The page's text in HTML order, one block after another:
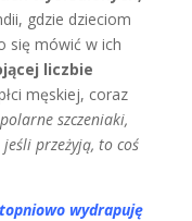
gdzie dzieciom
się mówić w ich
liczbie
męskiej, coraz
szczeniaki,
przeżyją, to coś
wydrapuję